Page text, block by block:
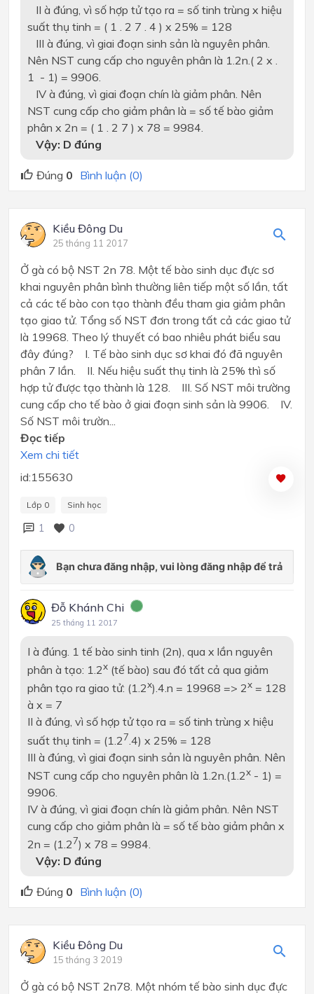
II à đúng, vì số hợp tử tạo ra = số tinh trùng x hiệu
suất thụ tinh = ( 1 . 2 7 . 4 ) x 25% = 128
III à đúng, vì giai đoạn sinh sản là nguyên phân.
Nên NST cung cấp cho nguyên phân là 1.2n.( 2 x .
1 - 1) = 9906.
IV à đúng, vì giai đoạn chín là giảm phân. Nên
NST cung cấp cho giảm phân là = số tế bào giảm
phân x 2n = ( 1 . 2 7 ) x 78 = 9984.
Vậy: D đúng
Đúng 0 Bình luận (0)
Kiều Đông Du
25 tháng 11 2017
Ở gà có bộ NST 2n 78. Một tế bào sinh dục đực sơ
khai nguyên phân bình thường liên tiếp một số lần, tất
cả các tế bào con tạo thành đều tham gia giảm phân
tạo giao tử. Tổng số NST đơn trong tất cả các giao tử
là 19968. Theo lý thuyết có bao nhiêu phát biểu sau
đây đúng? I. Tế bào sinh dục sơ khai đó đã nguyên
phân 7 lần. II. Nếu hiệu suất thụ tinh là 25% thì số
hợp tử được tạo thành là 128. III. Số NST môi trường
cung cấp cho tế bào ở giai đoạn sinh sản là 9906. IV.
Số NST môi trườn...
Đọc tiếp
Xem chi tiết
id:155630
Lớp 0 Sinh học
1 0
Đỗ Khánh Chi
25 tháng 11 2017
I à đúng. 1 tế bào sinh tinh (2n), qua x lần nguyên
phân à tạo: 1.2x(tế bào) sau đó tất cả qua giảm
phân tạo ra giao tử: (1.2x).4.n = 19968 => 2x= 128
à x = 7
II à đúng, vì số hợp tử tạo ra = số tinh trùng x hiệu
suất thụ tinh = (1.27 .4) x 25% = 128
III à đúng, vì giai đoạn sinh sản là nguyên phân. Nên
NST cung cấp cho nguyên phân là 1.2n.(1.2x- 1) =
9906.
IV à đúng, vì giai đoạn chín là giảm phân. Nên NST
cung cấp cho giảm phân là = số tế bào giảm phân x
2n = (1.27) x 78 = 9984.
Vậy: D đúng
Đúng 0 Bình luận (0)
Kiều Đông Du
15 tháng 3 2019
Ở gà có bộ NST 2n78. Một nhóm tế bào sinh dục đực